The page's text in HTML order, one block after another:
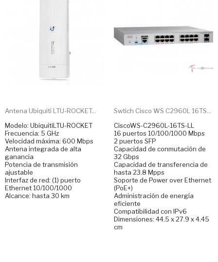
Antena Ubiquiti LTU-ROCKET...
Modelo: UbiquitiLTU-ROCKET
Frecuencia: 5 GHz
Velocidad máxima: 600 Mbps
Antena integrada de alta
ganancia
Potencia de transmisión
ajustable
Interfaz de red: (1) puerto
Ethernet 10/100/1000
Alcance: hasta 30 km
Swtich Cisco WS C2960L 16TS...
CiscoWS-C2960L-16TS-LL
16 puertos 10/100/1000 Mbps
2 puertos SFP
Capacidad de conmutación de
32 Gbps
Capacidad de transferencia de
hasta 23.8 Mpps
Soporte de Power over Ethernet
(PoE+)
Administración de energía
eficiente
Compatibilidad con IPv6
Dimensiones: 44.5 x 27.9 x 4.45
cm